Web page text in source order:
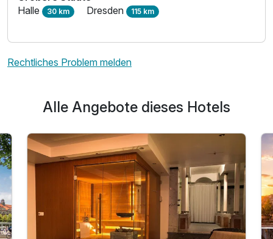
Halle 30 km Dresden 115 km
Rechtliches Problem melden
Alle Angebote dieses Hotels